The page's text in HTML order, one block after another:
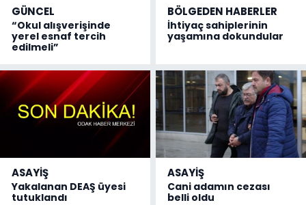
GÜNCEL
“Okul alışverişinde
yerel esnaf tercih
edilmeli”
BÖLGEDEN HABERLER
İhtiyaç sahiplerinin
yaşamına dokundular
ASAYİŞ
Yakalanan DEAŞ üyesi
tutuklandı
ASAYİŞ
Cani adamın cezası
belli oldu